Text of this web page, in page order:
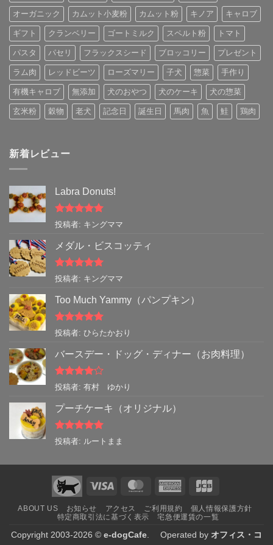
オーガニック カムット小麦粉 カムット粉 キノア キャロブ
ギフト クランベリー ゴートミルク スペルト粉 トマト
パスタ パセリ フラックスシード ブロッコリー プレゼント
ラム肉 レッドビーツ ローズマリー 子犬 惣菜 手作り
有機キャロブ 無添加 犬のおやつ 犬のケーキ 犬の惣菜
玄米粉 穀物 老犬 記念日 誕生日 馬肉 魚 鮭 鶏肉
新着レビュー
Labra Donuts!
5段階中5の
投稿者: キングママ
メダル・ビスコッティ
5段階中5の
投稿者: キングママ
Too Much Yammy（パンプキン）
5段階中5の
投稿者: ひらたかおり
バースデー・ドッグ・ディナー（お肉料理）
5段階中4
投稿者: 有村 ゆかり
プーチケーキ（オリジナル）
5段階中 5の
投稿者: ルートまま
Visa MasterCardAmerican
ABOUT US お知らせ アクセス ご利用規約
個人情報保護方針
特定商取引法に基づく表示
宅急便運賃の一覧
Copyright 2003-2026 © e-dogCafe. Operated by オフィス・コ